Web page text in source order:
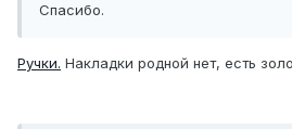
Спасибо.
Ручки. Накладки родной нет, есть